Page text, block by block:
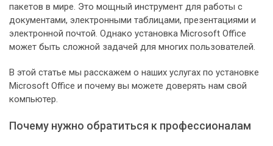
пакетов в мире. Это мощный инструмент для работы с
документами, электронными таблицами, презентациями и
электронной почтой. Однако установка Microsoft Office
может быть сложной задачей для многих пользователей.
В этой статье мы расскажем о наших услугах по установке
Microsoft Office и почему вы можете доверять нам свой
компьютер.
Почему нужно обратиться к профессионалам